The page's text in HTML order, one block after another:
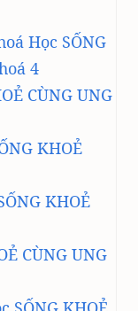
Học SỐNG
4
CÙNG UNG
KHOẺ
KHOẺ
CÙNG UNG